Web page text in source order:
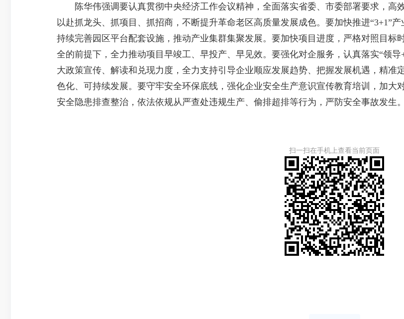
陈华伟强调要认真贯彻中央经济工作会议精神，全面落实省委、市委部署要求，高
以赴抓龙头、抓项目、抓招商，不断提升革命老区高质量发展成色。要加快推进“3+1”
持续完善园区平台配套设施，推动产业集群集聚发展。要加快项目进度，严格对照目标
全的前提下，全力推动项目早竣工、早投产、早见效。要强化对企服务，认真落实“领
大政策宣传、解读和兑现力度，全力支持引导企业顺应发展趋势、把握发展机遇，精
色化、可持续发展。要守牢安全环保底线，强化企业安全生产意识宣传教育培训，加大
安全隐患排查整治，依法依规从严查处违规生产、偷排超排等行为，严防安全事故发生。
扫一扫在手机上查看当前页面